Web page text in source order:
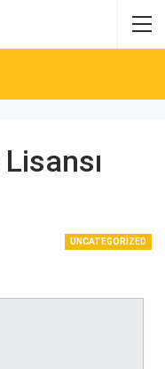
UNCATEGORIZED